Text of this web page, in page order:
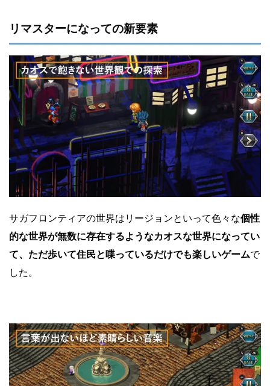
リマスターになっての新要素
サガフロンティアの世界はリージョンといって色々な個性
的な世界が無数に存在するようなカオスな世界になってい
て、ただ歩いて住民と喋っているだけでも楽しいゲームで
した。